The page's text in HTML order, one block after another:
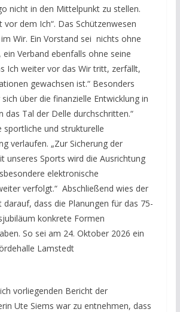
nicht in den Mittelpunkt zu stellen.
vor dem Ich“. Das Schützenwesen
Wir. Ein Vorstand sei nichts ohne
Verband ebenfalls ohne seine
Ich weiter vor das Wir tritt, zerfällt,
gewachsen ist.“ Besonders
über die finanzielle Entwicklung in
das Tal der Delle durchschritten.“
sportliche und strukturelle
verlaufen. „Zur Sicherung der
unseres Sports wird die Ausrichtung
elektronische
verfolgt.“ Abschließend wies der
darauf, dass die Planungen für das 75-
konkrete Formen
So sei am 24. Oktober 2026 ein
Lamstedt
vorliegenden Bericht der
Ute Siems war zu entnehmen, dass